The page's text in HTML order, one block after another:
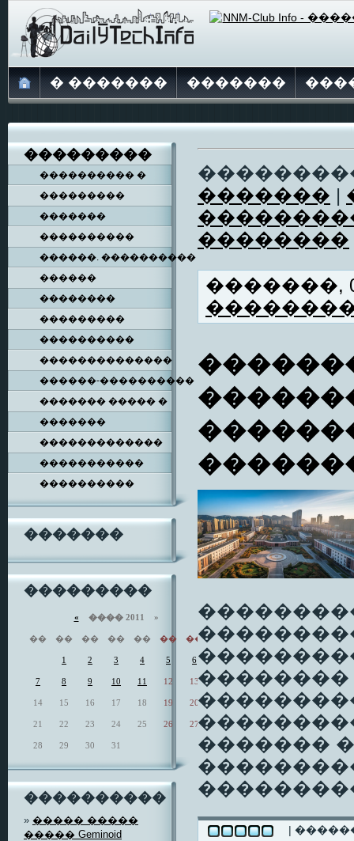
� ������� �������
���������
���������� �
���������
�������
����������
������. ����������
������
��������
���������
����������
��������������
������-����������
������� ����� �
�������
�������������
�����������
����������
�������
���������
« ���� 2011 »
�� �� �� �� �� �� ��
1 2 3 4 5 6
7 8 9 10 11 12 13
14 15 16 17 18 19 20
21 22 23 24 25 26 27
28 29 30 31
����������
» ����� �����
����� Geminoid
������� |
��������
�������,
�������
|